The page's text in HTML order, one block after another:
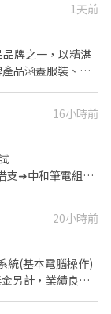
‼️免
1天前
品牌之一，以精湛
品涵蓋服裝、皮
容： 1.接待顧客
4.維持店櫃整潔
要久站 / 歡迎熱
下身，鞋子也需要
飾品 - 📍上班時
） - 📣班表為機動
斐拉：
16小時前
➜中和筆電組裝
市上櫃】堅
房、免經驗、免
☑️【高薪專案】
服務】新進人員
時間薪資
20小時前
統(基本電腦操作)
另計，業績良好